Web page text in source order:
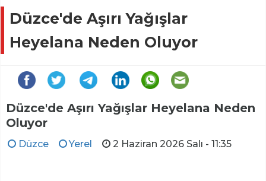
Düzce'de Aşırı Yağışlar
Heyelana Neden Oluyor
Düzce'de Aşırı Yağışlar Heyelana Neden
Oluyor
Düzce Yerel 2 Haziran 2026 Salı - 11:35